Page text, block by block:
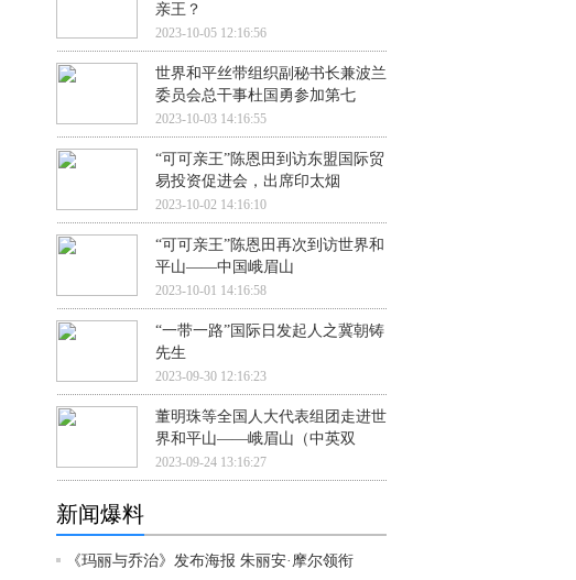
亲王？
2023-10-05 12:16:56
世界和平丝带组织副秘书长兼波兰
委员会总干事杜国勇参加第七
2023-10-03 14:16:55
“可可亲王”陈恩田到访东盟国际贸
易投资促进会，出席印太烟
2023-10-02 14:16:10
“可可亲王”陈恩田再次到访世界和
平山——中国峨眉山
2023-10-01 14:16:58
“一带一路”国际日发起人之冀朝铸
先生
2023-09-30 12:16:23
董明珠等全国人大代表组团走进世
界和平山——峨眉山（中英双
2023-09-24 13:16:27
新闻爆料
《玛丽与乔治》发布海报 朱丽安·摩尔领衔